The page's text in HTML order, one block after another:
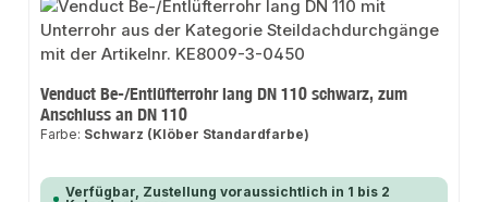
Venduct Be-/Entlüfterrohr lang DN 110 schwarz, zum
Anschluss an DN 110
Farbe: Schwarz (Klöber Standardfarbe)
Verfügbar, Zustellung voraussichtlich in 1 bis 2